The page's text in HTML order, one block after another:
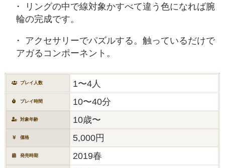
リングの中で線対象かすべて違う色になれば腕
輪の完成です。
アクセサリーでパズルする。触っているだけで
アガるコンポーネント。
プレイ人数 1〜4人
プレイ時間 10〜40分
対象年齢 10歳〜
価格 5,000円
発売時期 2019春